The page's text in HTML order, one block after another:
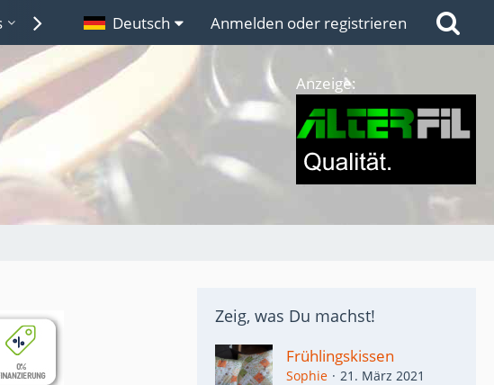
Lexikon Links
Deutsch Anmelden oder registrieren
Anzeige:
Zeig, was Du machst!
Frühlingskissen
Sophie 21. März 2021